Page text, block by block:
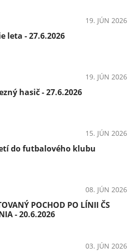
19. JÚN 2026
leta - 27.6.2026
19. JÚN 2026
hasič - 27.6.2026
15. JÚN 2026
do futbalového klubu
08. JÚN 2026
POCHOD PO LÍNII ČS
- 20.6.2026
03. JÚN 2026